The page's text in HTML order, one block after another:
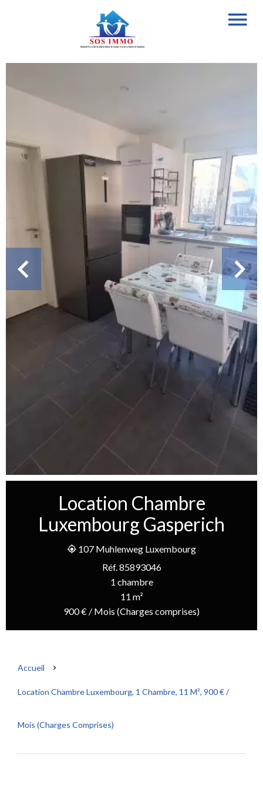
Location Chambre
Luxembourg Gasperich
107 Muhlenweg Luxembourg
Réf. 85893046
1 chambre
11 m²
900 € / Mois (Charges comprises)
Accueil
Location Chambre Luxembourg, 1 Chambre, 11 M², 900 € /
Mois (Charges Comprises)